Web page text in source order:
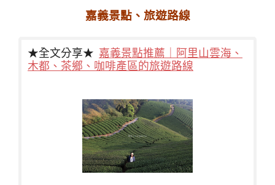
嘉義景點、旅遊路線
★全文分享★ 嘉義景點推薦｜阿里山雲海、
木都、茶鄉、咖啡產區的旅遊路線